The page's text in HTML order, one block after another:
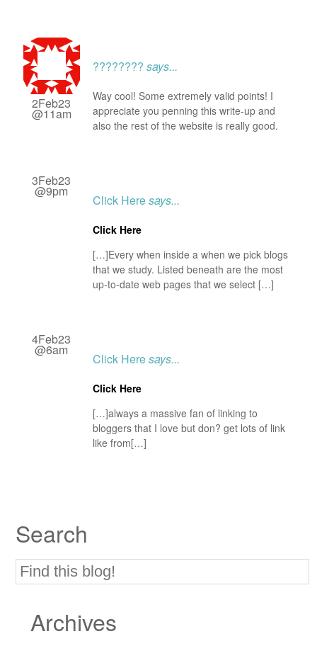
2Feb23
@11am
???????? says...
Way cool! Some extremely valid points! I
appreciate you penning this write-up and
also the rest of the website is really good.
3Feb23
@9pm
Click Heresays...
Click Here
[…]Every when inside a when we pick blogs
that we study. Listed beneath are the most
up-to-date web pages that we select […]
4Feb23
@6am
Click Heresays...
Click Here
[…]always a massive fan of linking to
bloggers that I love but don? get lots of link
like from[…]
Search
Archives